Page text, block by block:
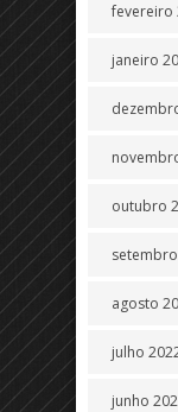
fevereiro
janeiro
outubro
agosto
julho
junho